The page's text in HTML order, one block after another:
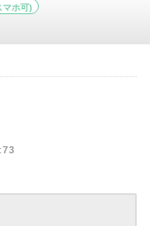
マホ可)
73